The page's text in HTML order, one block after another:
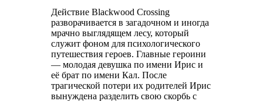
Действие Blackwood Crossing
разворачивается в загадочном и иногда
мрачно выглядящем лесу, который
служит фоном для психологического
путешествия героев. Главные героини
— молодая девушка по имени Ирис и
её брат по имени Кал. После
трагической потери их родителей Ирис
вынуждена разделить свою скорбь с